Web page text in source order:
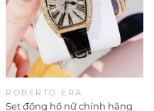
ROBERTO ERA
Set đồng hồ nữ chính hãng